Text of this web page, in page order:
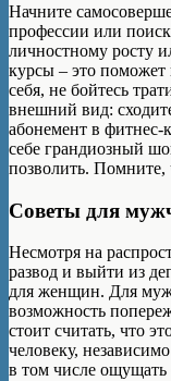
Начните
профессии или
личностному росту
курсы – это
себя, не бойтесь
внешний вид:
абонемент в фитнес-
себе грандиозный
позволить. Помните,
Советы для
Несмотря на
развод и выйти из
для женщин. Для
возможность
стоит считать, что
человеку,
в том числе ощущать